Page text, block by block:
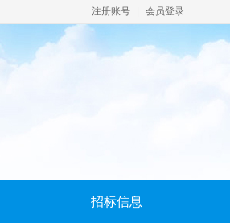
注册账号 会员登录
招标信息